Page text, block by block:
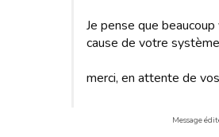
Je pense que
cause de votre
merci, en attente de
Message